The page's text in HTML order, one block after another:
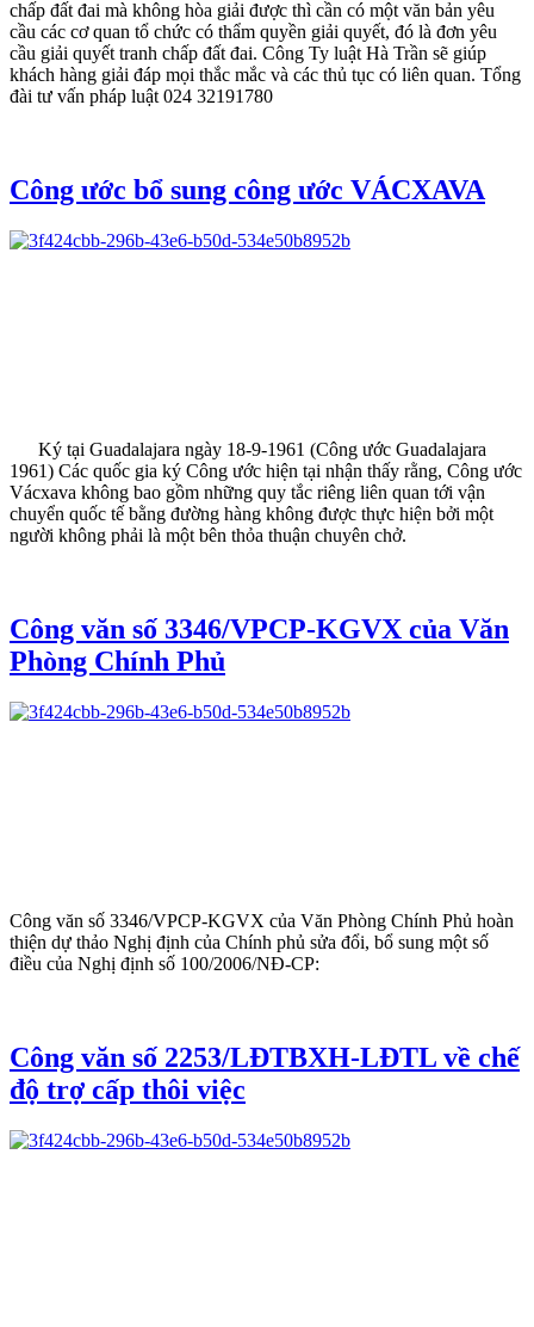
chấp đất đai mà không hòa giải được thì cần có một văn bản yêu
cầu các cơ quan tổ chức có thẩm quyền giải quyết, đó là đơn yêu
cầu giải quyết tranh chấp đất đai. Công Ty luật Hà Trần sẽ giúp
khách hàng giải đáp mọi thắc mắc và các thủ tục có liên quan. Tổng
đài tư vấn pháp luật 024 32191780
Công ước bổ sung công ước VÁCXAVA
Ký tại Guadalajara ngày 18-9-1961 (Công ước Guadalajara
1961) Các quốc gia ký Công ước hiện tại nhận thấy rằng, Công ước
Vácxava không bao gồm những quy tắc riêng liên quan tới vận
chuyển quốc tế bằng đường hàng không được thực hiện bởi một
người không phải là một bên thỏa thuận chuyên chở.
Công văn số 3346/VPCP-KGVX của Văn
Phòng Chính Phủ
Công văn số 3346/VPCP-KGVX của Văn Phòng Chính Phủ hoàn
thiện dự thảo Nghị định của Chính phủ sửa đổi, bổ sung một số
điều của Nghị định số 100/2006/NĐ-CP:
Công văn số 2253/LĐTBXH-LĐTL về chế
độ trợ cấp thôi việc